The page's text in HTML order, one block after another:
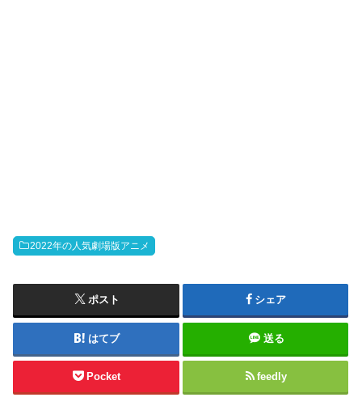
2022年の人気劇場版アニメ
ポスト シェア
はてブ 送る
Pocket feedly